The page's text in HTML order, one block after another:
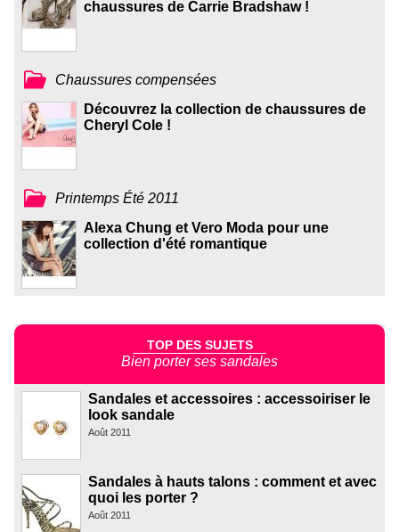
chaussures de Carrie Bradshaw !
Chaussures compensées
Découvrez la collection de chaussures de
Cheryl Cole !
Printemps Été 2011
Alexa Chung et Vero Moda pour une
collection d'été romantique
TOP DES SUJETS
Bien porter ses sandales
Sandales et accessoires : accessoiriser le
look sandale
Août 2011
Sandales à hauts talons : comment et avec
quoi les porter ?
Août 2011